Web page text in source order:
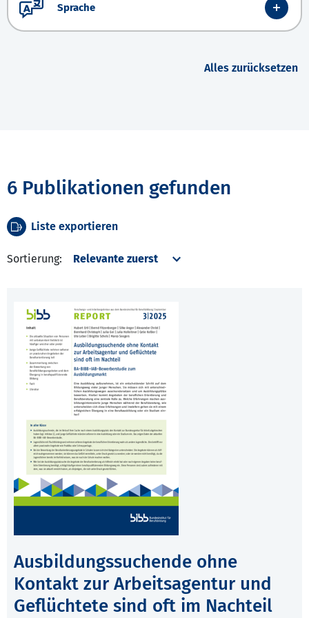
Sprache
Alles zurücksetzen
6 Publikationen gefunden
Liste exportieren
Sortierung:
Ausbildungssuchende ohne
Kontakt zur Arbeitsagentur und
Geflüchtete sind oft im Nachteil